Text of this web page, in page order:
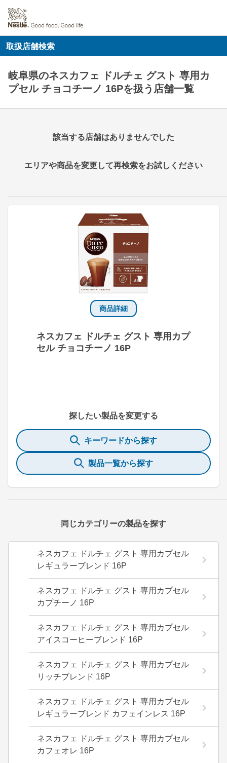
取扱店舗検索
岐阜県のネスカフェ ドルチェ グスト 専用カ
プセル チョコチーノ 16Pを扱う店舗一覧
商品詳細
ネスカフェ ドルチェ グスト 専用カプ
セル チョコチーノ 16P
探したい製品を変更する
キーワードから探す
製品一覧から探す
同じカテゴリーの製品を探す
ネスカフェ ドルチェ グスト 専用カプセル
レギュラーブレンド 16P
ネスカフェ ドルチェ グスト 専用カプセル
カプチーノ 16P
ネスカフェ ドルチェ グスト 専用カプセル
アイスコーヒーブレンド 16P
ネスカフェ ドルチェ グスト 専用カプセル
リッチブレンド 16P
ネスカフェ ドルチェ グスト 専用カプセル
レギュラーブレンド カフェインレス 16P
ネスカフェ ドルチェ グスト 専用カプセル
カフェオレ 16P
該当する店舗はありませんでした
エリアや商品を変更して再検索をお試しください